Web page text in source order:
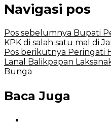
Navigasi pos
Pos sebelumnya Bupati
KPK di salah satu mal di
Pos berikutnya Peringati
Lanal Balikpapan
Bunga
Baca Juga